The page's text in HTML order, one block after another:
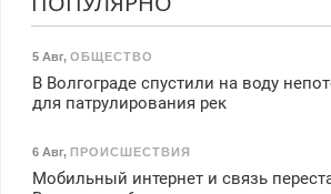
5 Авг, ОБЩЕСТВО
В Волгограде спустили на воду
для патрулирования рек
6 Авг, ПРОИСШЕСТВИЯ
Мобильный интернет и связь